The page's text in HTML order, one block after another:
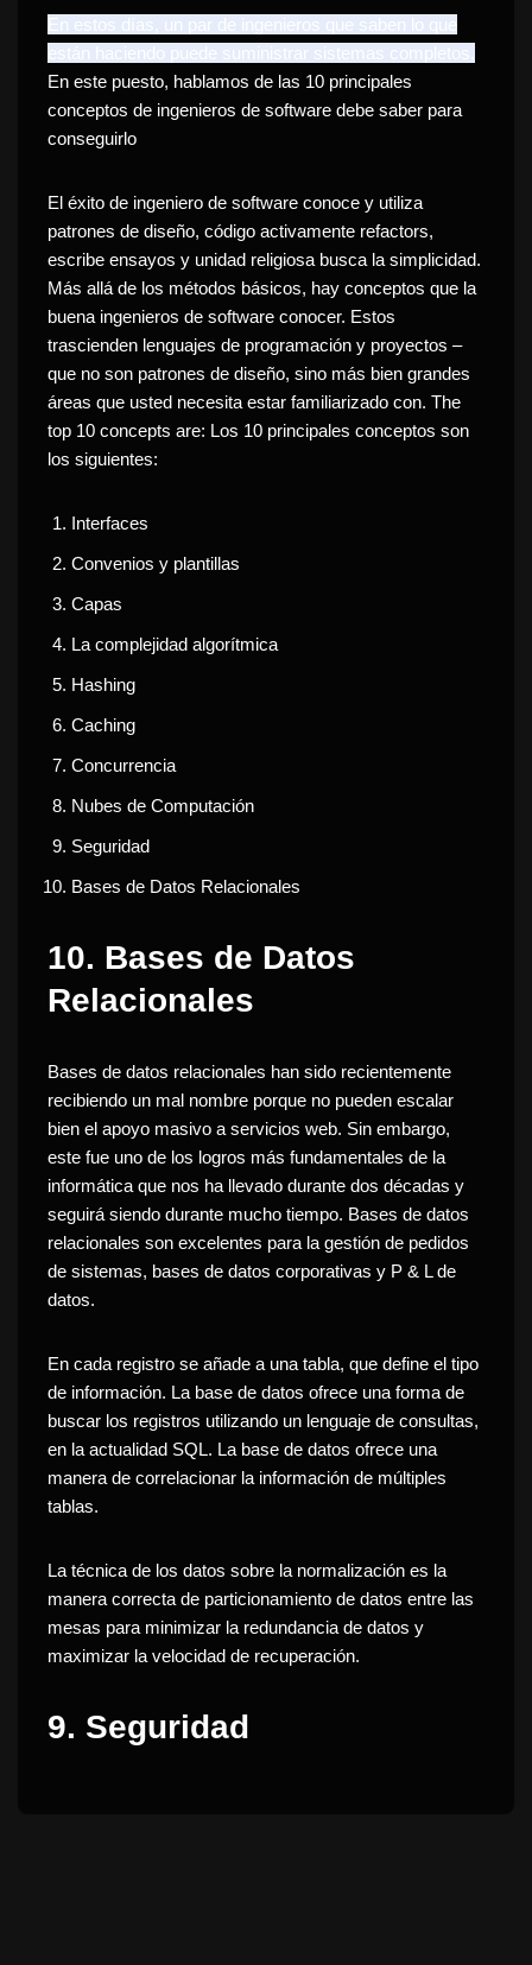
En estos días, un par de ingenieros que saben lo que
están haciendo puede suministrar sistemas completos.
En este puesto, hablamos de las 10 principales
conceptos de ingenieros de software debe saber para
conseguirlo
El éxito de ingeniero de software conoce y utiliza
patrones de diseño, código activamente refactors,
escribe ensayos y unidad religiosa busca la simplicidad.
Más allá de los métodos básicos, hay conceptos que la
buena ingenieros de software conocer. Estos
trascienden lenguajes de programación y proyectos –
que no son patrones de diseño, sino más bien grandes
áreas que usted necesita estar familiarizado con. The
top 10 concepts are: Los 10 principales conceptos son
los siguientes:
Interfaces
Convenios y plantillas
Capas
La complejidad algorítmica
Hashing
Caching
Concurrencia
Nubes de Computación
Seguridad
Bases de Datos Relacionales
10. Bases de Datos
Relacionales
Bases de datos relacionales han sido recientemente
recibiendo un mal nombre porque no pueden escalar
bien el apoyo masivo a servicios web. Sin embargo,
este fue uno de los logros más fundamentales de la
informática que nos ha llevado durante dos décadas y
seguirá siendo durante mucho tiempo. Bases de datos
relacionales son excelentes para la gestión de pedidos
de sistemas, bases de datos corporativas y P & L de
datos.
En cada registro se añade a una tabla, que define el tipo
de información. La base de datos ofrece una forma de
buscar los registros utilizando un lenguaje de consultas,
en la actualidad SQL. La base de datos ofrece una
manera de correlacionar la información de múltiples
tablas.
La técnica de los datos sobre la normalización es la
manera correcta de particionamiento de datos entre las
mesas para minimizar la redundancia de datos y
maximizar la velocidad de recuperación.
9. Seguridad